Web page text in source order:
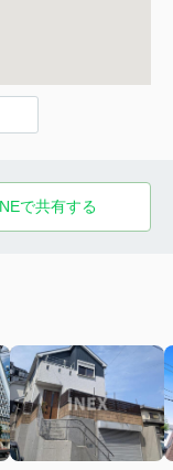
で共有する